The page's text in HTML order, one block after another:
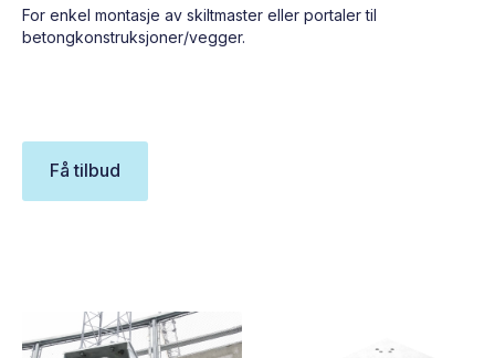
For enkel montasje av skiltmaster eller portaler til
betongkonstruksjoner/vegger.
Få tilbud